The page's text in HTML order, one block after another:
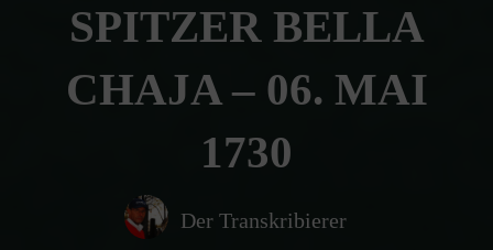
SPITZER BELLA
CHAJA – 06. MAI
1730
Der Transkribierer